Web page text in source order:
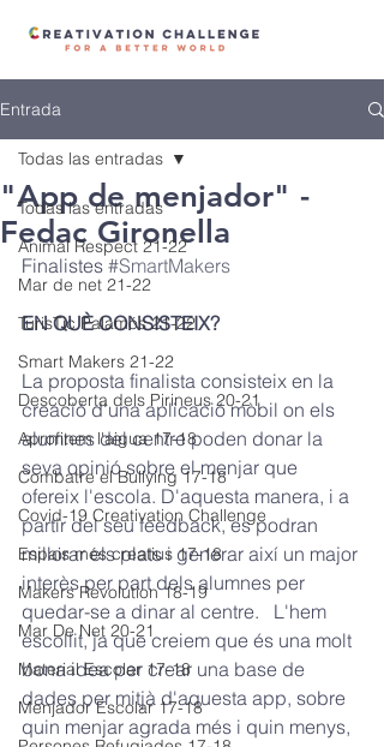
Entrada
Todas las entradas
Animal Respect 21-22
Mar de net 21-22
TurisTic Palamós 21-22
Smart Makers 21-22
Descoberta dels Pirineus 20-21
Aprofitem l'aigua 17-18
Combatre el Bullying 17-18
Covid-19 Creativation Challenge
Espais més creatius 17-18
Makers Revolution 18-19
Mar De Net 20-21
Material Escolar 17-18
Menjador Escolar 17-18
Todas las entradas
"App de menjador" -
Fedac Gironella
Finalistes #SmartMakers
EN QUÈ CONSISTEIX?
La proposta finalista consisteix en la
creació d'una aplicació mòbil on els
alumnes del centre poden donar la
seva opinió sobre el menjar que
ofereix l'escola. D'aquesta manera, i a
partir del seu feedback, es podran
millorar els plats i generar així un major
interès per part dels alumnes per
quedar-se a dinar al centre.   L'hem
escollit, ja que creiem que és una molt
bona idea per crear una base de
dades per mitjà d'aquesta app, sobre
quin menjar agrada més i quin menys,